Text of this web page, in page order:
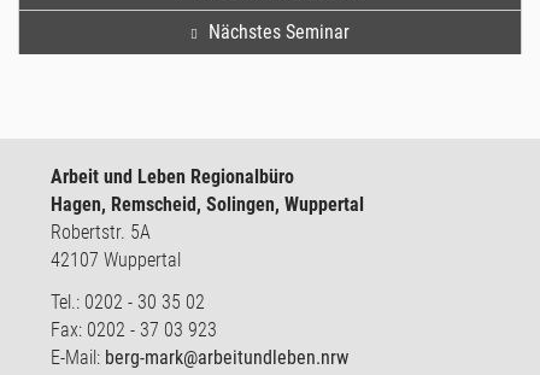
Nächstes Seminar
Arbeit und Leben Regionalbüro
Hagen, Remscheid, Solingen, Wuppertal
Robertstr. 5A
42107 Wuppertal
Tel.: 0202 - 30 35 02
Fax: 0202 - 37 03 923
E-Mail: berg-mark@arbeitundleben.nrw